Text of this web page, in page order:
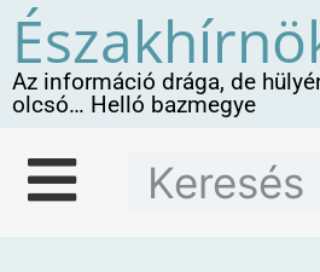
Az információ drága, de
olcsó… Helló bazmegye